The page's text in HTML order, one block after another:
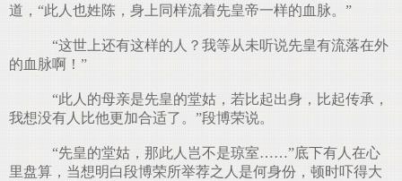
道，“此人也姓陈，身上同样流着先皇帝一样的血脉。”
“这世上还有这样的人？我等从未听说先皇有流落在外
的血脉啊！”
“此人的母亲是先皇的堂姑，若比起出身，比起传承，
我想没有人比他更加合适了。”段博荣说。
“先皇的堂姑，那此人岂不是琼室……”底下有人在心
里盘算，当想明白段博荣所举荐之人是何身份，顿时吓得大